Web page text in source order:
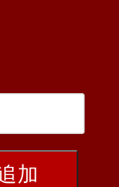
加